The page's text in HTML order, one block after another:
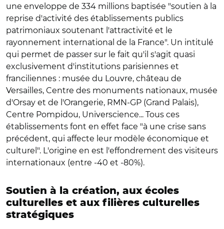
une enveloppe de 334 millions baptisée "soutien à la
reprise d'activité des établissements publics
patrimoniaux soutenant l'attractivité et le
rayonnement international de la France". Un intitulé
qui permet de passer sur le fait qu'il s'agit quasi
exclusivement d'institutions parisiennes et
franciliennes : musée du Louvre, château de
Versailles, Centre des monuments nationaux, musée
d'Orsay et de l'Orangerie, RMN-GP (Grand Palais),
Centre Pompidou, Universcience... Tous ces
établissements font en effet face "à une crise sans
précédent, qui affecte leur modèle économique et
culturel". L'origine en est l'effondrement des visiteurs
internationaux (entre -40 et -80%).
Soutien à la création, aux écoles
culturelles et aux filières culturelles
stratégiques